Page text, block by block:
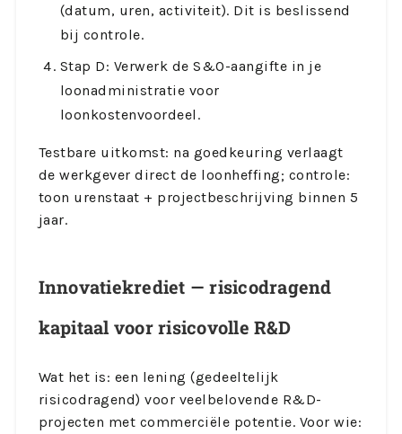
(datum, uren, activiteit). Dit is beslissend
bij controle.
Stap D: Verwerk de S&O-aangifte in je
loonadministratie voor
loonkostenvoordeel.
Testbare uitkomst: na goedkeuring verlaagt
de werkgever direct de loonheffing; controle:
toon urenstaat + projectbeschrijving binnen 5
jaar.
Innovatiekrediet — risicodragend
kapitaal voor risicovolle R&D
Wat het is: een lening (gedeeltelijk
risicodragend) voor veelbelovende R&D-
projecten met commerciële potentie. Voor wie: